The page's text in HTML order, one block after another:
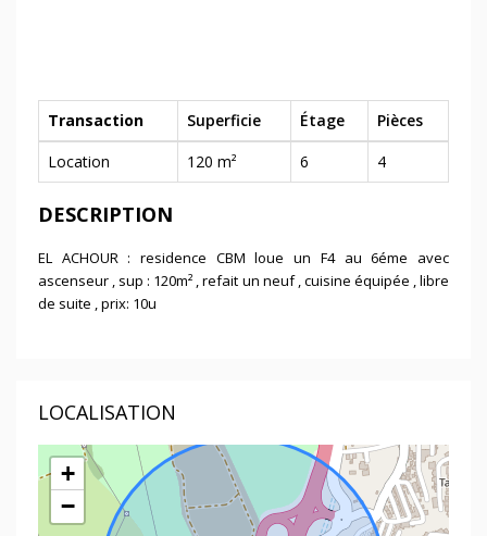
Transaction Superficie Étage
Pièces
Location
120 m² 6 4
DESCRIPTION
EL ACHOUR : residence CBM loue un F4 au 6éme avec
ascenseur , sup : 120m² , refait un neuf , cuisine équipée , libre
de suite , prix: 10u
LOCALISATION
+
−